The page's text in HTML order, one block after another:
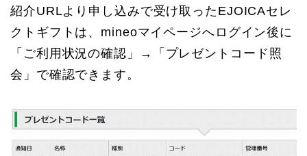
紹介URLより申し込みで受け取ったEJOICAセレ
クトギフトは、mineoマイページへログイン後に
「ご利用状況の確認」→「プレゼントコード照
会」で確認できます。